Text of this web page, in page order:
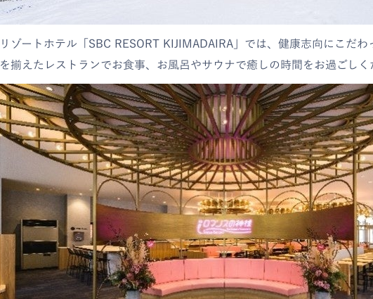
リゾートホテル「SBC RESORT KIJIMADAIRA」では、健康志向にこだ
を揃えたレストランでお食事、お風呂やサウナで癒しの時間をお過ごしく